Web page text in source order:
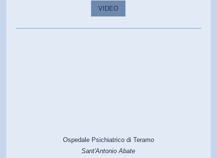
VIDEO
Ospedale Psichiatrico di Teramo
Sant'Antonio Abate